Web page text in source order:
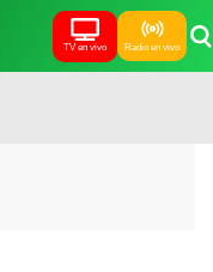
TV en vivo Radio en vivo